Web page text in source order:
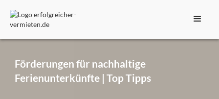
Förderungen für nachhaltige
Ferienunterkünfte | Top Tipps